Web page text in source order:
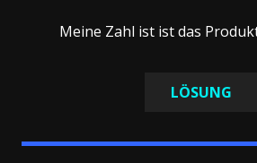
Meine Zahl ist ist das
LÖSUNG